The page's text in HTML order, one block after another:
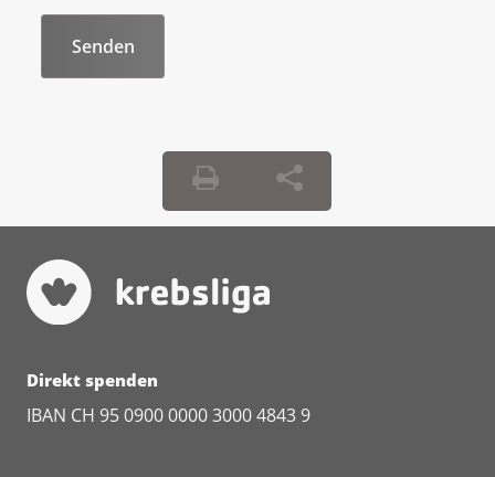
Direkt spenden
IBAN CH 95 0900 0000 3000 4843 9